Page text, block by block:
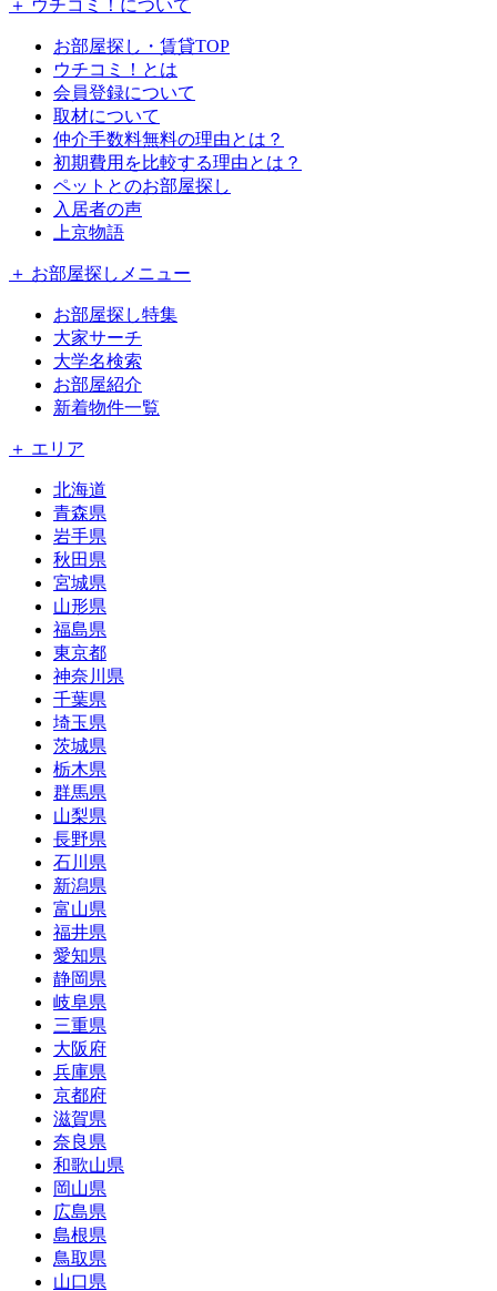
＋ ウチコミ！について
お部屋探し・賃貸TOP
ウチコミ！とは
会員登録について
取材について
仲介手数料無料の理由とは？
初期費用を比較する理由とは？
ペットとのお部屋探し
入居者の声
上京物語
＋ お部屋探しメニュー
お部屋探し特集
大家サーチ
大学名検索
お部屋紹介
新着物件一覧
＋ エリア
北海道
青森県
岩手県
秋田県
宮城県
山形県
福島県
東京都
神奈川県
千葉県
埼玉県
茨城県
栃木県
群馬県
山梨県
長野県
石川県
新潟県
富山県
福井県
愛知県
静岡県
岐阜県
三重県
大阪府
兵庫県
京都府
滋賀県
奈良県
和歌山県
岡山県
広島県
島根県
鳥取県
山口県